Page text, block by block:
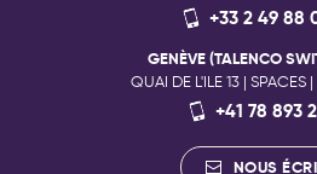
+33 2 49 88
GENÈVE (TALENCO
QUAI DE L'ILE 13 | SPACES
+41 78 893
NOUS